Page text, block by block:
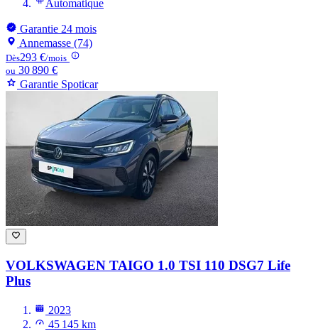
Automatique
Garantie 24 mois
Annemasse (74)
Dès293 €/mois
ou 30 890 €
Garantie Spoticar
VOLKSWAGEN TAIGO 1.0 TSI 110 DSG7 Life
Plus
2023
45 145 km